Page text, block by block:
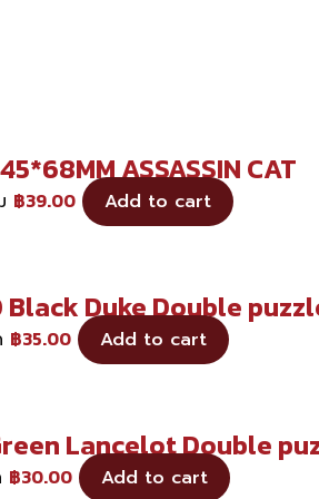
ASSASSIN CAT
฿39.00 Add to cart
Duke Double
฿35.00 Add to cart
Lancelot Double
฿30.00 Add to cart